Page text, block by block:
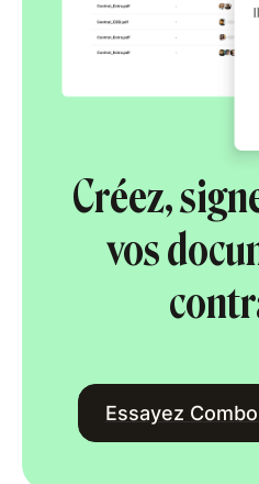
Créez,
vos
Essayez